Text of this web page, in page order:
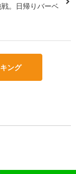
。日帰りバーベ
ング